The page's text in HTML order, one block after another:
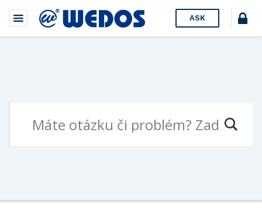
ASK